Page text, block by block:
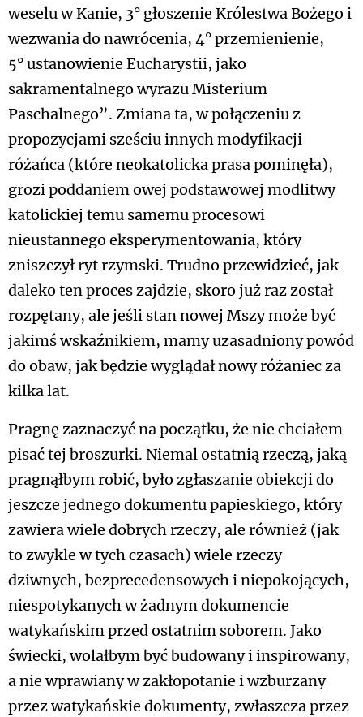
weselu w Kanie, 3° głoszenie Królestwa Bożego i
wezwania do nawrócenia, 4° przemienienie,
5° ustanowienie Eucharystii, jako
sakramentalnego wyrazu Misterium
Paschalnego”. Zmiana ta, w połączeniu z
propozycjami sześciu innych modyfikacji
różańca (które neokatolicka prasa pominęła),
grozi poddaniem owej podstawowej modlitwy
katolickiej temu samemu procesowi
nieustannego eksperymentowania, który
zniszczył ryt rzymski. Trudno przewidzieć, jak
daleko ten proces zajdzie, skoro już raz został
rozpętany, ale jeśli stan nowej Mszy może być
jakimś wskaźnikiem, mamy uzasadniony powód
do obaw, jak będzie wyglądał nowy różaniec za
kilka lat.
Pragnę zaznaczyć na początku, że nie chciałem
pisać tej broszurki. Niemal ostatnią rzeczą, jaką
pragnąłbym robić, było zgłaszanie obiekcji do
jeszcze jednego dokumentu papieskiego, który
zawiera wiele dobrych rzeczy, ale również (jak
to zwykle w tych czasach) wiele rzeczy
dziwnych, bezprecedensowych i niepokojących,
niespotykanych w żadnym dokumencie
watykańskim przed ostatnim soborem. Jako
świecki, wolałbym być budowany i inspirowany,
a nie wprawiany w zakłopotanie i wzburzany
przez watykańskie dokumenty, zwłaszcza przez